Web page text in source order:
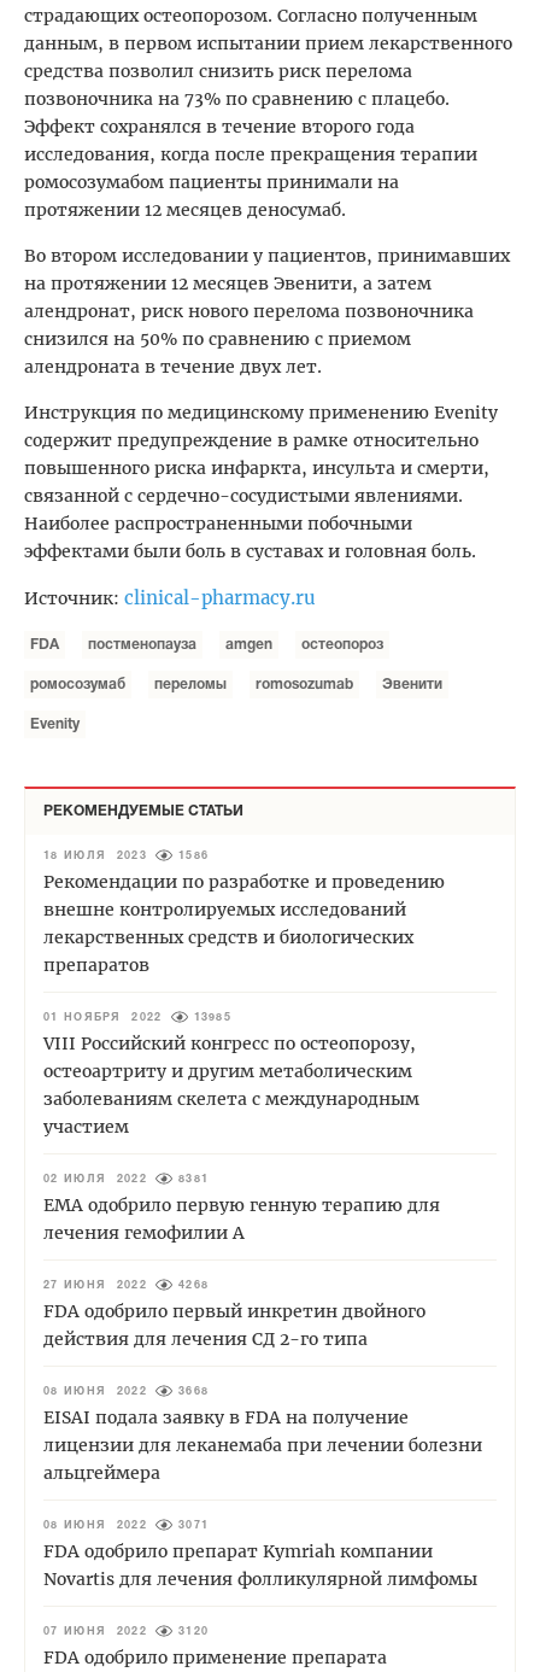
страдающих остеопорозом. Согласно полученным
данным, в первом испытании прием лекарственного
средства позволил снизить риск перелома
позвоночника на 73% по сравнению с плацебо.
Эффект сохранялся в течение второго года
исследования, когда после прекращения терапии
ромосозумабом пациенты принимали на
протяжении 12 месяцев деносумаб.
Во втором исследовании у пациентов, принимавших
на протяжении 12 месяцев Эвенити, а затем
алендронат, риск нового перелома позвоночника
снизился на 50% по сравнению с приемом
алендроната в течение двух лет.
Инструкция по медицинскому применению Evenity
содержит предупреждение в рамке относительно
повышенного риска инфаркта, инсульта и смерти,
связанной с сердечно-сосудистыми явлениями.
Наиболее распространенными побочными
эффектами были боль в суставах и головная боль.
Источник: clinical-pharmacy.ru
FDA постменопауза amgen остеопороз
ромосозумаб переломы romosozumab Эвенити
Evenity
РЕКОМЕНДУЕМЫЕ СТАТЬИ
18 ИЮЛЯ 2023 1586
Рекомендации по разработке и проведению
внешне контролируемых исследований
лекарственных средств и биологических
препаратов
01 НОЯБРЯ 2022 13985
VIII Российский конгресс по остеопорозу,
остеоартриту и другим метаболическим
заболеваниям скелета с международным
участием
02 ИЮЛЯ 2022 8381
EMA одобрило первую генную терапию для
лечения гемофилии А
27 ИЮНЯ 2022 4268
FDA одобрило первый инкретин двойного
действия для лечения СД 2-го типа
08 ИЮНЯ 2022 3668
EISAI подала заявку в FDA на получение
лицензии для леканемаба при лечении болезни
альцгеймера
08 ИЮНЯ 2022 3071
FDA одобрило препарат Kymriah компании
Novartis для лечения фолликулярной лимфомы
07 ИЮНЯ 2022 3120
FDA одобрило применение препарата